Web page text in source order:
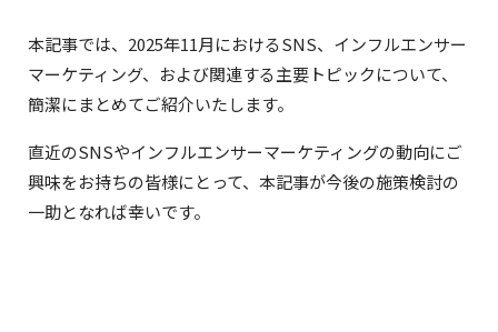
‍本記事では、2025年11月におけるSNS、インフルエンサー
マーケティング、および関連する主要トピックについて、
簡潔にまとめてご紹介いたします。
‍直近のSNSやインフルエンサーマーケティングの動向にご
興味をお持ちの皆様にとって、本記事が今後の施策検討の
一助となれば幸いです。